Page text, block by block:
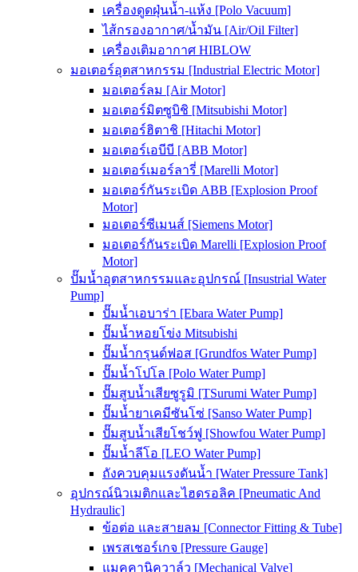
เครื่องดูดฝุ่นน้ำ-แห้ง [Polo Vacuum]
ไส้กรองอากาศ/น้ำมัน [Air/Oil Filter]
เครื่องเติมอากาศ HIBLOW
มอเตอร์อุตสาหกรรม [Industrial Electric Motor]
มอเตอร์ลม [Air Motor]
มอเตอร์มิตซูบิชิ [Mitsubishi Motor]
มอเตอร์ฮิตาชิ [Hitachi Motor]
มอเตอร์เอบีบี [ABB Motor]
มอเตอร์เมอร์ลารี่ [Marelli Motor]
มอเตอร์กันระเบิด ABB [Explosion Proof
Motor]
มอเตอร์ซีเมนส์ [Siemens Motor]
มอเตอร์กันระเบิด Marelli [Explosion Proof
Motor]
ปั๊มน้ำอุตสาหกรรมและอุปกรณ์ [Insustrial Water
Pump]
ปั๊มน้ำเอบาร่า [Ebara Water Pump]
ปั๊มน้ำหอยโข่ง Mitsubishi
ปั๊มน้ำกรุนด์ฟอส [Grundfos Water Pump]
ปั๊มน้ำโปโล [Polo Water Pump]
ปั๊มสูบน้ำเสียซูรูมิ [TSurumi Water Pump]
ปั๊มน้ำยาเคมีซันโซ่ [Sanso Water Pump]
ปั๊มสูบน้ำเสียโชว์ฟู [Showfou Water Pump]
ปั๊มน้ำลีโอ [LEO Water Pump]
ถังควบคุมแรงดันน้ำ [Water Pressure Tank]
อุปกรณ์นิวเมติกและไฮดรอลิค [Pneumatic And
Hydraulic]
ข้อต่อ และสายลม [Connector Fitting & Tube]
เพรสเชอร์เกจ [Pressure Gauge]
แมคคานิควาล์ว [Mechanical Valve]